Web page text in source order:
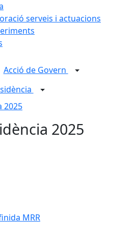
serveis i actuacions
Acció de Govern
2025
2025
MRR